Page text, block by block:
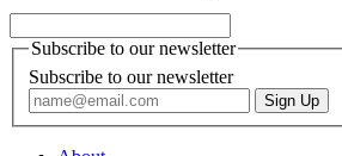
Subscribe to our newsletter
Subscribe to our newsletter